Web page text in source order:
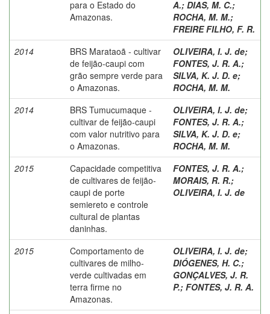
para o Estado do
Amazonas.
A.; DIAS, M. C.;
ROCHA, M. M.;
FREIRE FILHO, F. R.
2014
BRS Marataoã - cultivar
de feijão-caupi com
grão sempre verde para
o Amazonas.
OLIVEIRA, I. J. de;
FONTES, J. R. A.;
SILVA, K. J. D. e;
ROCHA, M. M.
2014
BRS Tumucumaque -
cultivar de feijão-caupi
com valor nutritivo para
o Amazonas.
OLIVEIRA, I. J. de;
FONTES, J. R. A.;
SILVA, K. J. D. e;
ROCHA, M. M.
2015
Capacidade competitiva
de cultivares de feijão-
caupi de porte
semiereto e controle
cultural de plantas
daninhas.
FONTES, J. R. A.;
MORAIS, R. R.;
OLIVEIRA, I. J. de
2015
Comportamento de
cultivares de milho-
verde cultivadas em
terra firme no
Amazonas.
OLIVEIRA, I. J. de;
DIÓGENES, H. C.;
GONÇALVES, J. R.
P.; FONTES, J. R. A.